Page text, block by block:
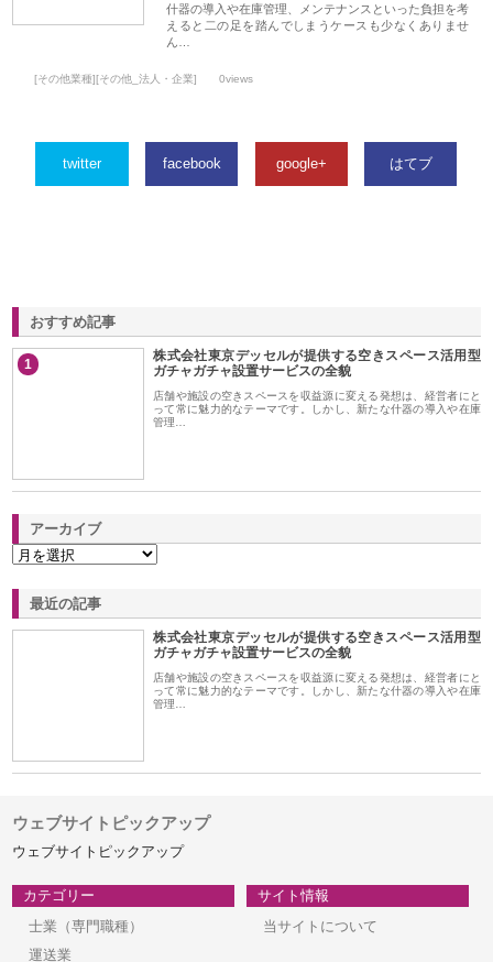
什器の導入や在庫管理、メンテナンスといった負担を考
えると二の足を踏んでしまうケースも少なくありませ
ん…
[その他業種][その他_法人・企業] 0views
twitter facebook google+ はてブ
おすすめ記事
1
株式会社東京デッセルが提供する空きスペース活用型
ガチャガチャ設置サービスの全貌
店舗や施設の空きスペースを収益源に変える発想は、経営者にと
って常に魅力的なテーマです。しかし、新たな什器の導入や在庫
管理…
アーカイブ
最近の記事
株式会社東京デッセルが提供する空きスペース活用型
ガチャガチャ設置サービスの全貌
店舗や施設の空きスペースを収益源に変える発想は、経営者にと
って常に魅力的なテーマです。しかし、新たな什器の導入や在庫
管理…
ウェブサイトピックアップ
ウェブサイトピックアップ
カテゴリー
士業（専門職種）
運送業
サイト情報
当サイトについて